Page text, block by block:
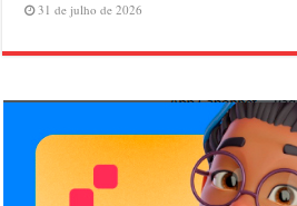
31 de julho de 2026